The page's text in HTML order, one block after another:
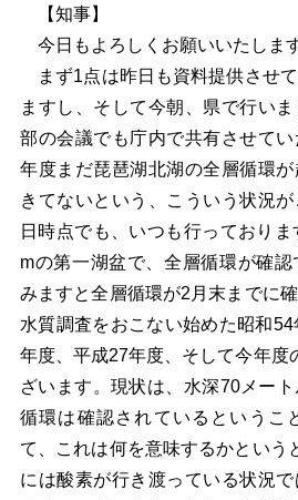
【知事】
今日もよろしくお願いいたします
まず1点は昨日も資料提供させ
ますし、そして今朝、県で行い
部の会議でも庁内で共有させて
年度まだ琵琶湖北湖の全層循環
きてないという、こういう状況
日時点でも、いつも行っており
mの第一湖盆で、全層循環が確
みますと全層循環が2月末までに
水質調査をおこない始めた昭和
年度、平成27年度、そして今年度
ざいます。現状は、水深70メー
循環は確認されているというこ
て、これは何を意味するかという
には酸素が行き渡っている状況